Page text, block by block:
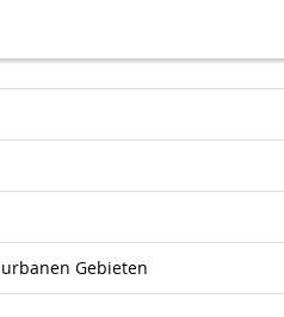
Gebieten